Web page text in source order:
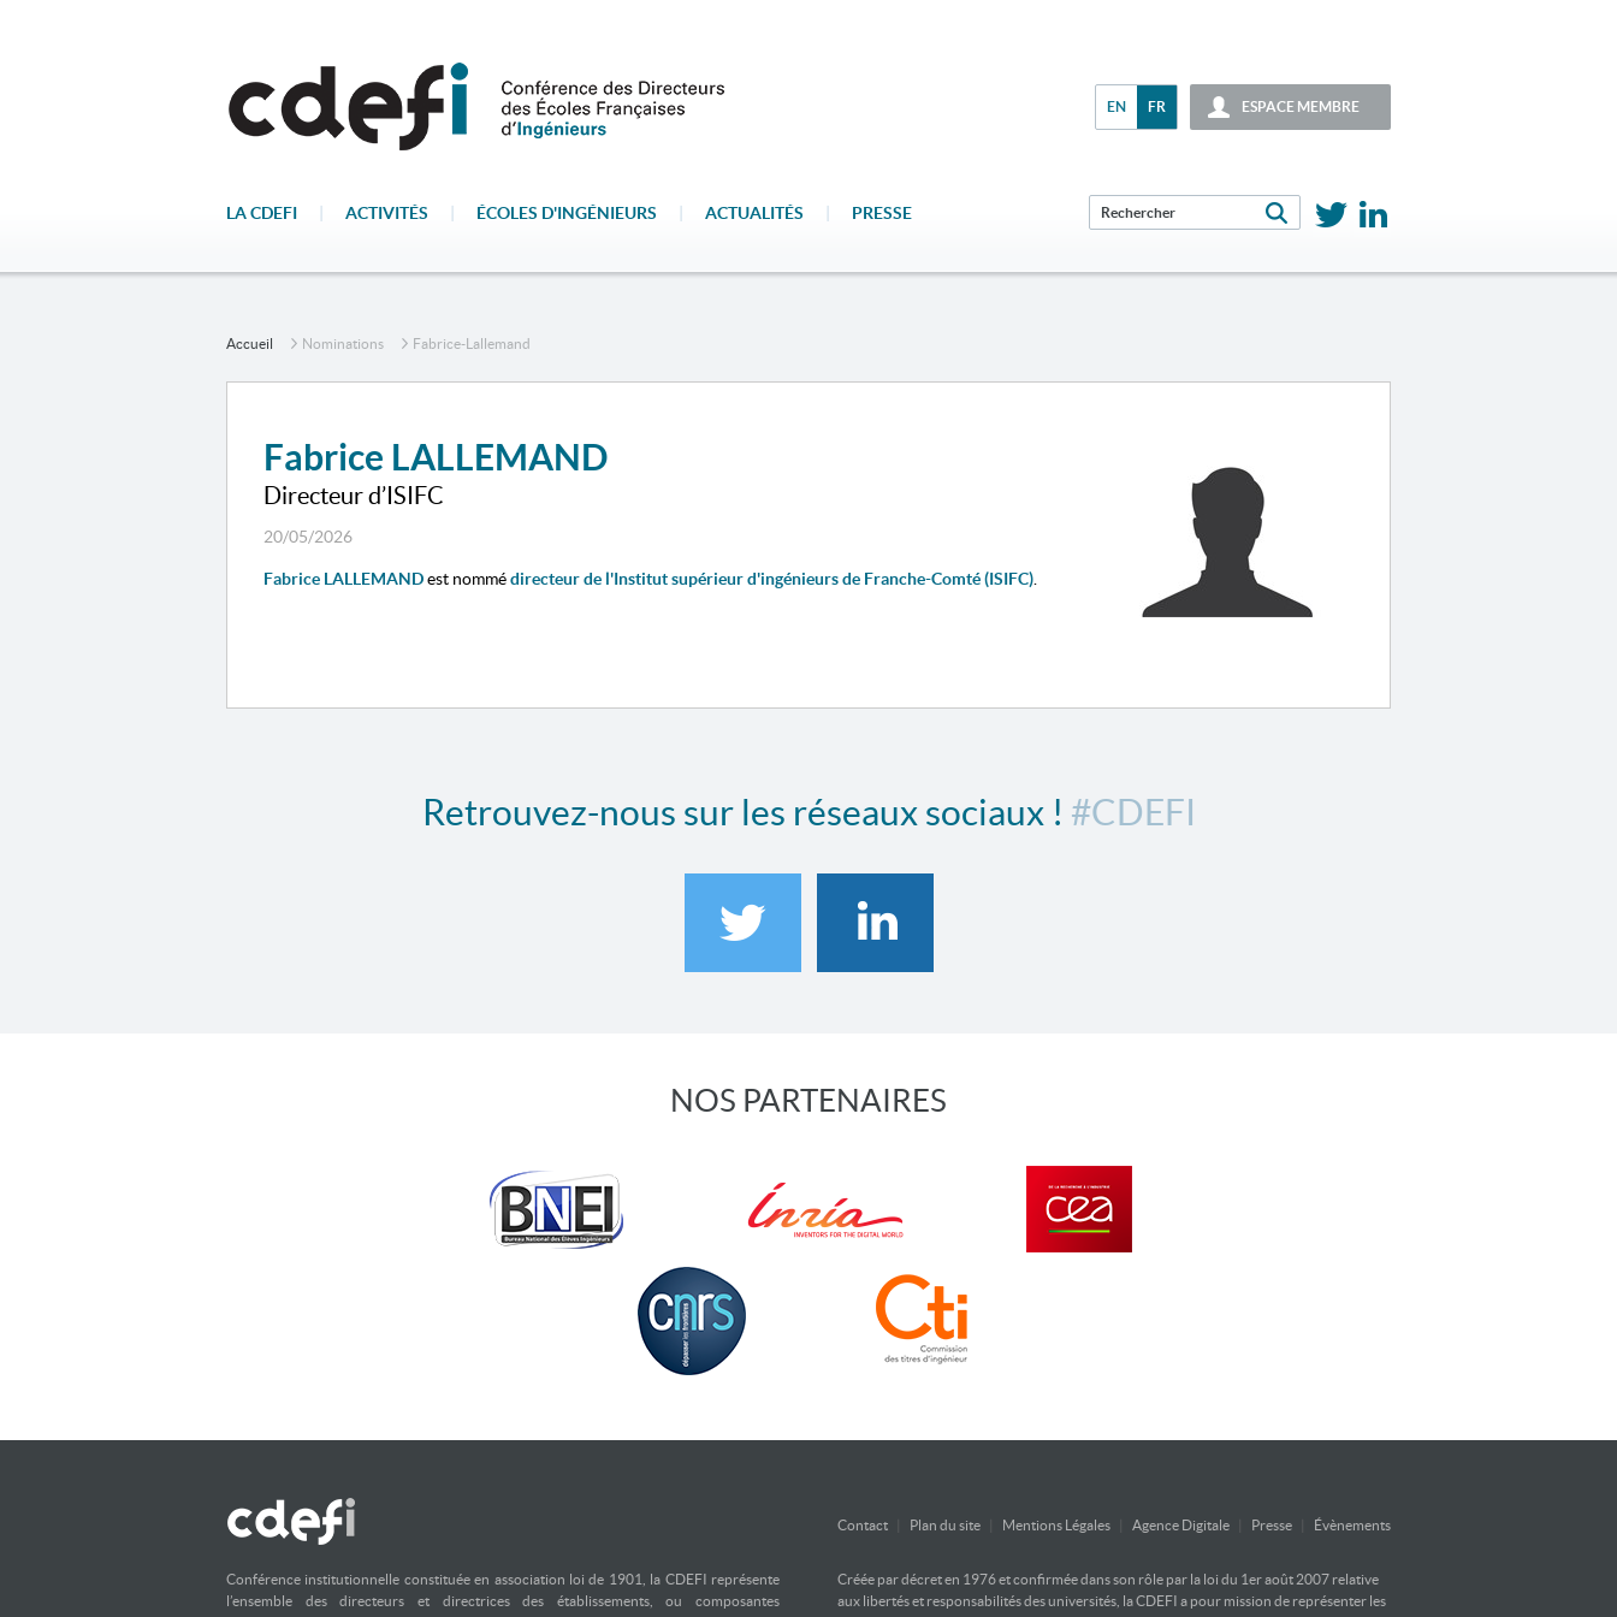
ESPACE MEMBRE
EN FR
LA CDEFI ACTIVITÉS ÉCOLES D'INGÉNIEURS ACTUALITÉS PRESSE
Accueil Nominations Fabrice-Lallemand
Fabrice LALLEMAND
Directeur d’ISIFC
20/05/2026
Fabrice LALLEMANDest nommédirecteur de l'Institut supérieur d'ingénieurs de Franche-Comté (ISIFC)
Retrouvez-nous sur les réseaux sociaux ! #CDEFI
NOS PARTENAIRES
Contact Plan du site Mentions Légales Agence Digitale Presse Évènements
Conférence institutionnelle constituée en association loi de 1901, la CDEFI représente
l’ensemble des directeurs et directrices des établissements, ou composantes
Créée par décret en 1976 et confirmée dans son rôle par la loi du 1er août 2007 relative
aux libertés et responsabilités des universités, la CDEFI a pour mission de représenter les